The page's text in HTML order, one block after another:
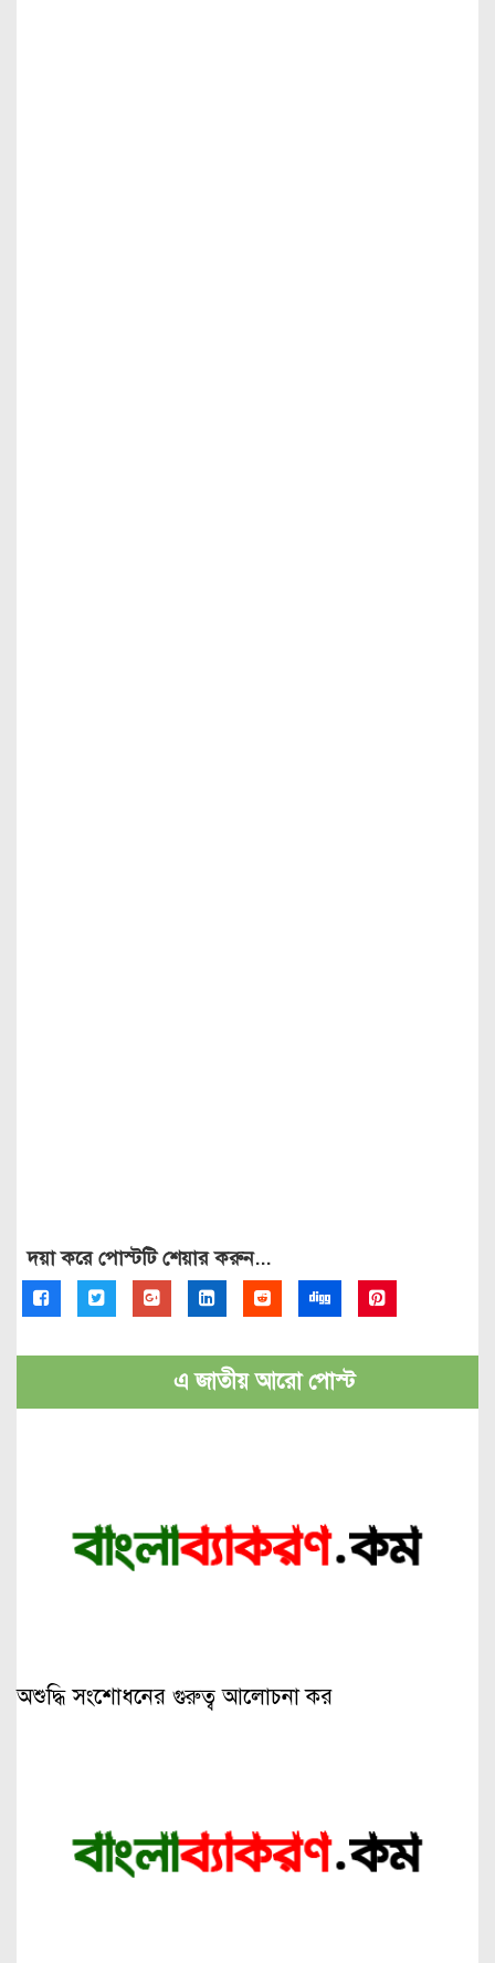
দয়া করে পোস্টটি শেয়ার করুন...
এ জাতীয় আরো পোস্ট
অশুদ্ধি সংশোধনের গুরুত্ব আলোচনা কর